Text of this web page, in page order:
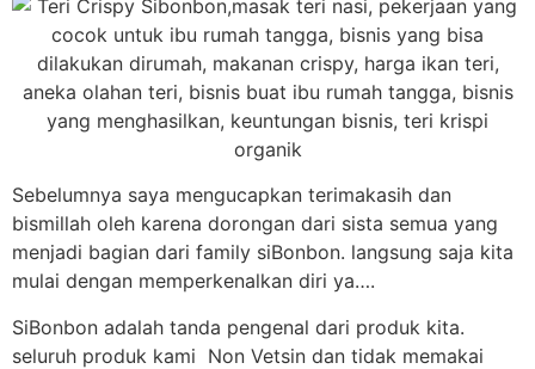
Sebelumnya saya mengucapkan terimakasih dan
bismillah oleh karena dorongan dari sista semua yang
menjadi bagian dari family siBonbon. langsung saja kita
mulai dengan memperkenalkan diri ya….
SiBonbon adalah tanda pengenal dari produk kita.
seluruh produk kami Non Vetsin dan tidak memakai